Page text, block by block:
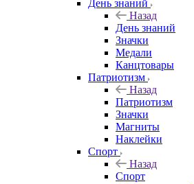
День знаний
Назад
День знаний
Значки
Медали
Канцтовары
Патриотизм
Назад
Патриотизм
Значки
Магниты
Наклейки
Спорт
Назад
Спорт